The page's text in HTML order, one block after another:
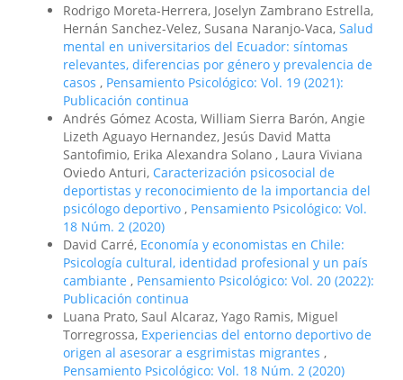
Rodrigo Moreta-Herrera, Joselyn Zambrano Estrella,
Hernán Sanchez-Velez, Susana Naranjo-Vaca, Salud
mental en universitarios del Ecuador: síntomas
relevantes, diferencias por género y prevalencia de
casos , Pensamiento Psicológico: Vol. 19 (2021):
Publicación continua
Andrés Gómez Acosta, William Sierra Barón, Angie
Lizeth Aguayo Hernandez, Jesús David Matta
Santofimio, Erika Alexandra Solano , Laura Viviana
Oviedo Anturi, Caracterización psicosocial de
deportistas y reconocimiento de la importancia del
psicólogo deportivo , Pensamiento Psicológico: Vol.
18 Núm. 2 (2020)
David Carré, Economía y economistas en Chile:
Psicología cultural, identidad profesional y un país
cambiante , Pensamiento Psicológico: Vol. 20 (2022):
Publicación continua
Luana Prato, Saul Alcaraz, Yago Ramis, Miguel
Torregrossa, Experiencias del entorno deportivo de
origen al asesorar a esgrimistas migrantes ,
Pensamiento Psicológico: Vol. 18 Núm. 2 (2020)